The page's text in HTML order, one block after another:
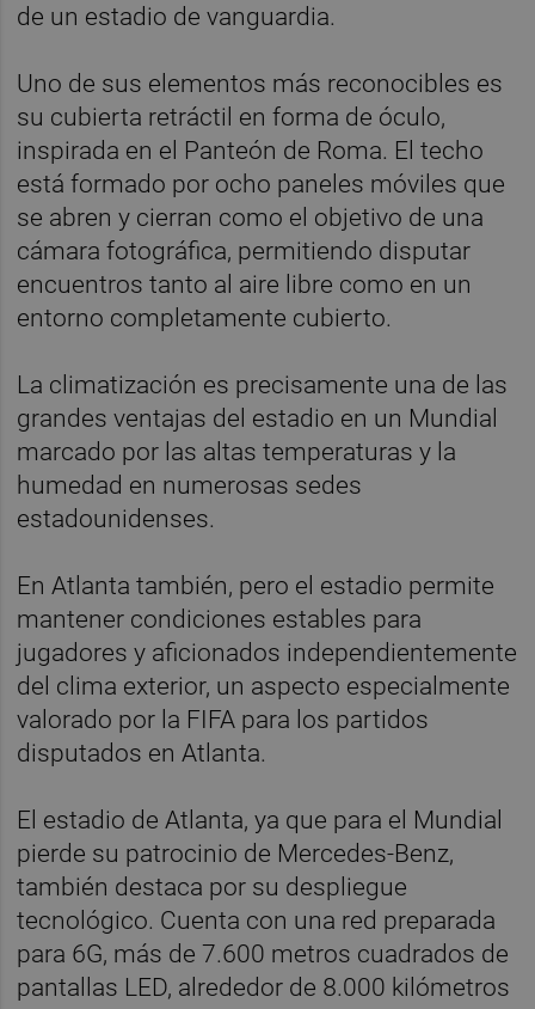
de un estadio de vanguardia.
Uno de sus elementos más reconocibles es
su cubierta retráctil en forma de óculo,
inspirada en el Panteón de Roma. El techo
está formado por ocho paneles móviles que
se abren y cierran como el objetivo de una
cámara fotográfica, permitiendo disputar
encuentros tanto al aire libre como en un
entorno completamente cubierto.
La climatización es precisamente una de las
grandes ventajas del estadio en un Mundial
marcado por las altas temperaturas y la
humedad en numerosas sedes
estadounidenses.
En Atlanta también, pero el estadio permite
mantener condiciones estables para
jugadores y aficionados independientemente
del clima exterior, un aspecto especialmente
valorado por la FIFA para los partidos
disputados en Atlanta.
El estadio de Atlanta, ya que para el Mundial
pierde su patrocinio de Mercedes-Benz,
también destaca por su despliegue
tecnológico. Cuenta con una red preparada
para 6G, más de 7.600 metros cuadrados de
pantallas LED, alrededor de 8.000 kilómetros